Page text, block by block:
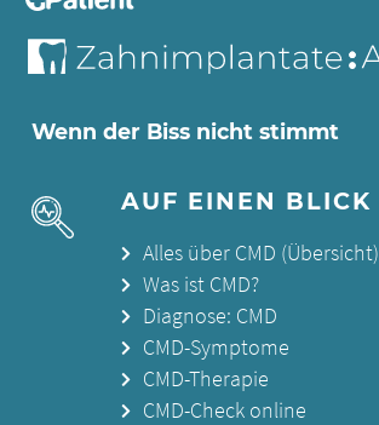
Wenn der Biss nicht stimmt
AUF EINEN BLICK
Alles über CMD (Übersicht)
Was ist CMD?
Diagnose: CMD
CMD-Symptome
CMD-Therapie
CMD-Check online